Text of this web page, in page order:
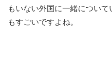
もいない外国に一緒につい
もすごいですよね。